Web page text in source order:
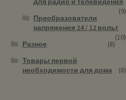
(9)
Преобразователи
напряжения 24 / 12 вольт
(10)
Разное
(8)
Товары первой
необходимости для дома
(8)